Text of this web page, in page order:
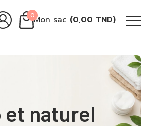
0Mon sac (0,00 TND)
et naturel